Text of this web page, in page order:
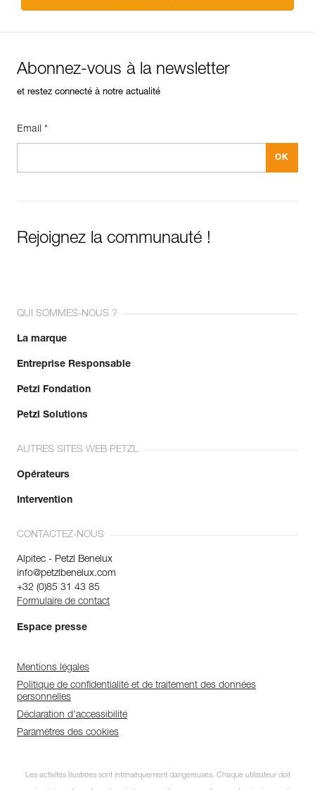
Abonnez-vous à la newsletter
et restez connecté à notre actualité
Email *
Rejoignez la communauté !
QUI SOMMES-NOUS ?
La marque
Entreprise Responsable
Petzl Fondation
Petzl Solutions
AUTRES SITES WEB PETZL
Opérateurs
Intervention
CONTACTEZ-NOUS
Alpitec - Petzl Benelux
info@petzlbenelux.com
+32 (0)85 31 43 85
Formulaire de contact
Espace presse
Mentions légales
Politique de confidentialité et de traitement des données
personnelles
Déclaration d'accessibilité
Paramètres des cookies
Les activités illustrées sont intrinsèquement dangereuses. Chaque utilisateur doit